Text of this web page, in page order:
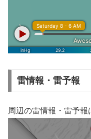
雷情報・雷予報
周辺の雷情報・雷予報